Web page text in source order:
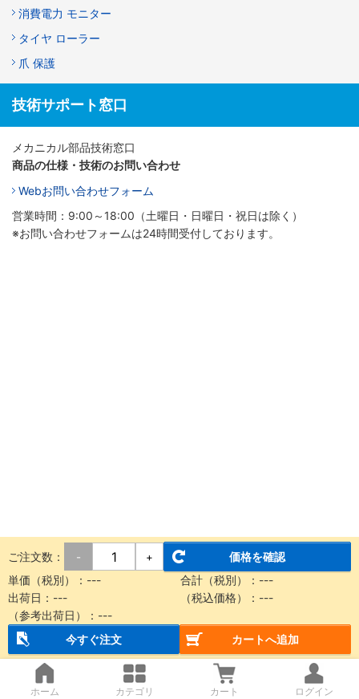
消費電力 モニター
タイヤ ローラー
爪 保護
技術サポート窓口
メカニカル部品技術窓口
商品の仕様・技術のお問い合わせ
Webお問い合わせフォーム
営業時間：9:00～18:00（土曜日・日曜日・祝日は除く）
※お問い合わせフォームは24時間受付しております。
ご注文数： - +
価格を確認
単価（税別）： --- 合計（税別）： ---
出荷日： --- （税込価格）： ---
（参考出荷日）： ---
今すぐ注文
カートへ追加
ホーム カテゴリ カート ログイン